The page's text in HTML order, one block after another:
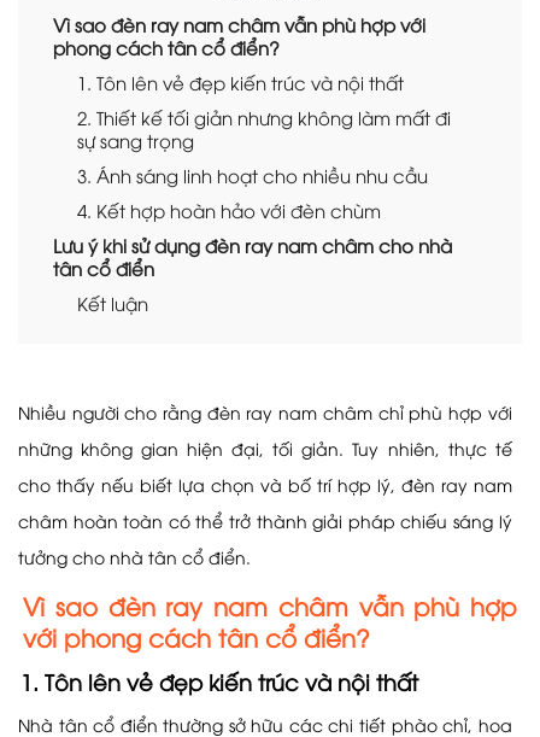
Vì sao đèn ray nam châm vẫn phù hợp với
phong cách tân cổ điển?
1. Tôn lên vẻ đẹp kiến trúc và nội thất
2. Thiết kế tối giản nhưng không làm mất đi
sự sang trọng
3. Ánh sáng linh hoạt cho nhiều nhu cầu
4. Kết hợp hoàn hảo với đèn chùm
Lưu ý khi sử dụng đèn ray nam châm cho nhà
tân cổ điển
Kết luận
Nhiều người cho rằng đèn ray nam châm chỉ phù hợp với
những không gian hiện đại, tối giản. Tuy nhiên, thực tế
cho thấy nếu biết lựa chọn và bố trí hợp lý, đèn ray nam
châm hoàn toàn có thể trở thành giải pháp chiếu sáng lý
tưởng cho nhà tân cổ điển.
Vì sao đèn ray nam châm vẫn phù hợp
với phong cách tân cổ điển?
1. Tôn lên vẻ đẹp kiến trúc và nội thất
Nhà tân cổ điển thường sở hữu các chi tiết phào chỉ, hoa